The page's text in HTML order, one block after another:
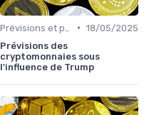
• 18/05/2025
Prévisions des
cryptomonnaies sous
l'influence de Trump